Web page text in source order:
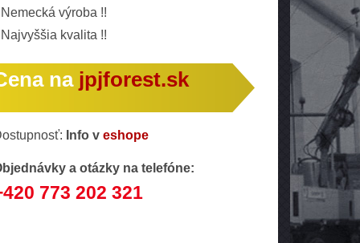
Nemecká výroba !!
Najvyššia kvalita !!
na jpjforest.sk
Info v eshope
a otázky na telefóne:
773 202 321